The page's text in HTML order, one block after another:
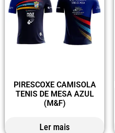
PIRESCOXE CAMISOLA
TENIS DE MESA AZUL
(M&F)
Ler mais